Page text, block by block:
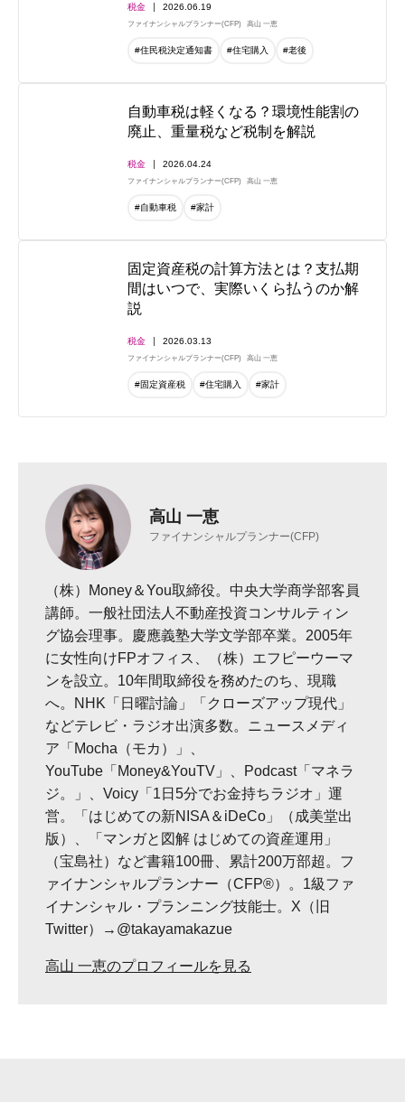
税金 2026.06.19
ファイナンシャルプランナー(CFP) 高山 一恵
#住民税決定通知書 #住宅購入 #老後
自動車税は軽くなる？環境性能割の
廃止、重量税など税制を解説
税金 2026.04.24
ファイナンシャルプランナー(CFP) 高山 一恵
#自動車税 #家計
固定資産税の計算方法とは？支払期
間はいつで、実際いくら払うのか解
説
税金 2026.03.13
ファイナンシャルプランナー(CFP) 高山 一恵
#固定資産税 #住宅購入 #家計
高山 一恵
ファイナンシャルプランナー(CFP)
（株）Money＆You取締役。中央大学商学部客員
講師。一般社団法人不動産投資コンサルティン
グ協会理事。慶應義塾大学文学部卒業。2005年
に女性向けFPオフィス、（株）エフピーウーマ
ンを設立。10年間取締役を務めたのち、現職
へ。NHK「日曜討論」「クローズアップ現代」
などテレビ・ラジオ出演多数。ニュースメディ
ア「Mocha（モカ）」、
YouTube「Money&YouTV」、Podcast「マネラ
ジ。」、Voicy「1日5分でお金持ちラジオ」運
営。「はじめての新NISA＆iDeCo」（成美堂出
版）、「マンガと図解 はじめての資産運用」
（宝島社）など書籍100冊、累計200万部超。フ
ァイナンシャルプランナー（CFP®）。1級ファ
イナンシャル・プランニング技能士。X（旧
Twitter）→@takayamakazue
高山 一恵のプロフィールを見る